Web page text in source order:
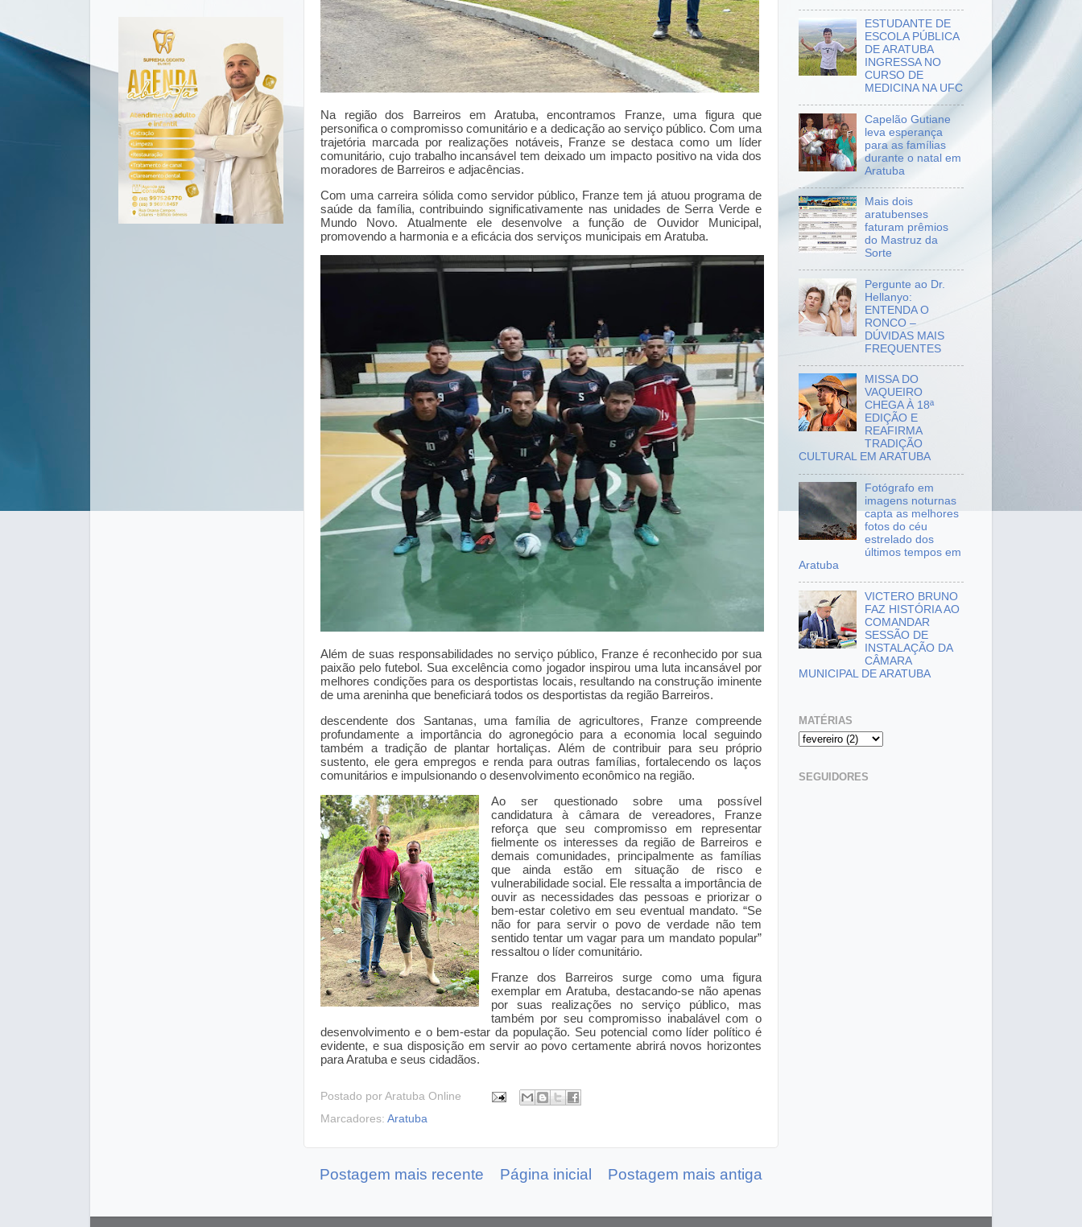
Na região dos Barreiros em Aratuba, encontramos Franze, uma figura que
personifica o compromisso comunitário e a dedicação ao serviço público. Com uma
trajetória marcada por realizações notáveis, Franze se destaca como um líder
comunitário, cujo trabalho incansável tem deixado um impacto positivo na vida dos
moradores de Barreiros e adjacências.
Com uma carreira sólida como servidor público, Franze tem já atuou programa de
saúde da família, contribuindo significativamente nas unidades de Serra Verde e
Mundo Novo. Atualmente ele desenvolve a função de Ouvidor Municipal,
promovendo a harmonia e a eficácia dos serviços municipais em Aratuba.
Além de suas responsabilidades no serviço público, Franze é reconhecido por sua
paixão pelo futebol. Sua excelência como jogador inspirou uma luta incansável por
melhores condições para os desportistas locais, resultando na construção iminente
de uma areninha que beneficiará todos os desportistas da região Barreiros.
descendente dos Santanas, uma família de agricultores, Franze compreende
profundamente a importância do agronegócio para a economia local seguindo
também a tradição de plantar hortaliças. Além de contribuir para seu próprio
sustento, ele gera empregos e renda para outras famílias, fortalecendo os laços
comunitários e impulsionando o desenvolvimento econômico na região.
Ao ser questionado sobre uma possível
candidatura à câmara de vereadores, Franze
reforça que seu compromisso em representar
fielmente os interesses da região de Barreiros e
demais comunidades, principalmente as famílias
que ainda estão em situação de risco e
vulnerabilidade social. Ele ressalta a importância de
ouvir as necessidades das pessoas e priorizar o
bem-estar coletivo em seu eventual mandato. “Se
não for para servir o povo de verdade não tem
sentido tentar um vagar para um mandato popular”
ressaltou o líder comunitário.
Franze dos Barreiros surge como uma figura
exemplar em Aratuba, destacando-se não apenas
por suas realizações no serviço público, mas
também por seu compromisso inabalável com o
desenvolvimento e o bem-estar da população. Seu potencial como líder político é
evidente, e sua disposição em servir ao povo certamente abrirá novos horizontes
para Aratuba e seus cidadãos.
Postado por Aratuba Online
Marcadores: Aratuba
Postagem mais recente Postagem mais antiga
Página inicial
ESTUDANTE DE
ESCOLA PÚBLICA
DE ARATUBA
INGRESSA NO
CURSO DE
MEDICINA NA UFC
Capelão Gutiane
leva esperança
para as famílias
durante o natal em
Aratuba
Mais dois
aratubenses
faturam prêmios
do Mastruz da
Sorte
Pergunte ao Dr.
Hellanyo:
ENTENDA O
RONCO –
DÚVIDAS MAIS
FREQUENTES
MISSA DO
VAQUEIRO
CHEGA À 18ª
EDIÇÃO E
REAFIRMA
TRADIÇÃO
CULTURAL EM ARATUBA
Fotógrafo em
imagens noturnas
capta as melhores
fotos do céu
estrelado dos
últimos tempos em
Aratuba
VICTERO BRUNO
FAZ HISTÓRIA AO
COMANDAR
SESSÃO DE
INSTALAÇÃO DA
CÂMARA
MUNICIPAL DE ARATUBA
MATÉRIAS
SEGUIDORES